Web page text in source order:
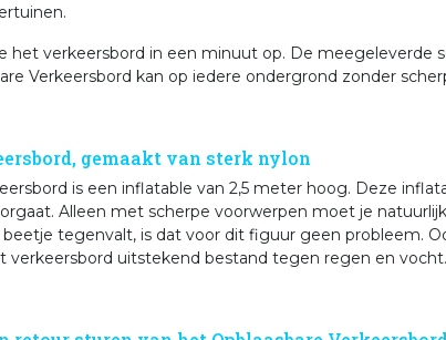
het verkeersbord in een minuut op. De
Verkeersbord kan op iedere ondergrond zonder
gemaakt van sterk nylon
is een inflatable van 2,5 meter hoog. Deze
Alleen met scherpe voorwerpen moet je
tegenvalt, is dat voor dit figuur geen probleem.
verkeersbord uitstekend bestand tegen regen en vocht.